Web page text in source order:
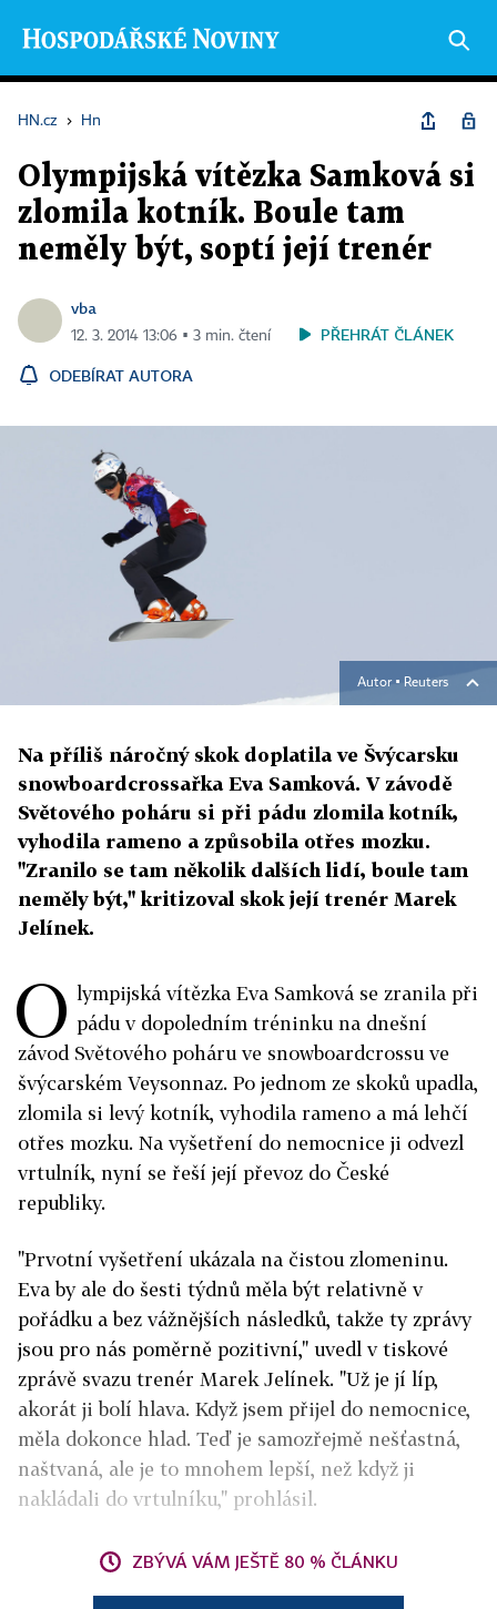
HN.cz › Hn
Olympijská vítězka Samková si
zlomila kotník. Boule tam
neměly být, soptí její trenér
vba
12. 3. 2014 13:06 ▪ 3 min. čtení PŘEHRÁT ČLÁNEK
ODEBÍRAT AUTORA
Autor ▪ Reuters
Na příliš náročný skok doplatila ve Švýcarsku
snowboardcrossařka Eva Samková. V závodě
Světového poháru si při pádu zlomila kotník,
vyhodila rameno a způsobila otřes mozku.
"Zranilo se tam několik dalších lidí, boule tam
neměly být," kritizoval skok její trenér Marek
Jelínek.
O lympijská vítězka Eva Samková se zranila při
pádu v dopoledním tréninku na dnešní
závod Světového poháru ve snowboardcrossu ve
švýcarském Veysonnaz. Po jednom ze skoků upadla,
zlomila si levý kotník, vyhodila rameno a má lehčí
otřes mozku. Na vyšetření do nemocnice ji odvezl
vrtulník, nyní se řeší její převoz do České
republiky.
"Prvotní vyšetření ukázala na čistou zlomeninu.
Eva by ale do šesti týdnů měla být relativně v
pořádku a bez vážnějších následků, takže ty zprávy
jsou pro nás poměrně pozitivní," uvedl v tiskové
zprávě svazu trenér Marek Jelínek. "Už je jí líp,
akorát ji bolí hlava. Když jsem přijel do nemocnice,
měla dokonce hlad. Teď je samozřejmě nešťastná,
naštvaná, ale je to mnohem lepší, než když ji
nakládali do vrtulníku," prohlásil.
ZBÝVÁ VÁM JEŠTĚ 80 % ČLÁNKU